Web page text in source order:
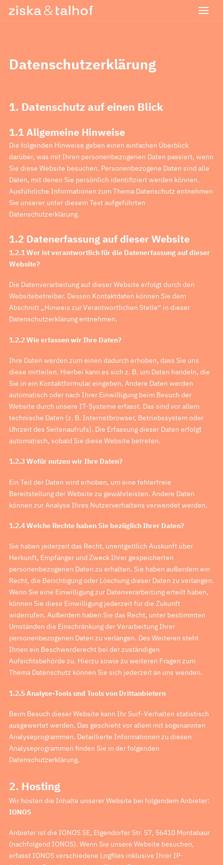
Datenschutzerklärung
1. Datenschutz auf einen Blick
1.1 Allgemeine Hinweise
Die folgenden Hinweise geben einen einfachen Überblick
darüber, was mit Ihren personenbezogenen Daten passiert, wenn
Sie diese Website besuchen. Personenbezogene Daten sind alle
Daten, mit denen Sie persönlich identifiziert werden können.
Ausführliche Informationen zum Thema Datenschutz entnehmen
Sie unserer unter diesem Text aufgeführten
Datenschutzerklärung.
1.2 Datenerfassung auf dieser Website
1.2.1 Wer ist verantwortlich für die Datenerfassung auf dieser
Website?
Die Datenverarbeitung auf dieser Website erfolgt durch den
Websitebetreiber. Dessen Kontaktdaten können Sie dem
Abschnitt „Hinweis zur Verantwortlichen Stelle“ in dieser
Datenschutzerklärung entnehmen.
1.2.2 Wie erfassen wir Ihre Daten?
Ihre Daten werden zum einen dadurch erhoben, dass Sie uns
diese mitteilen. Hierbei kann es sich z. B. um Daten handeln, die
Sie in ein Kontaktformular eingeben. Andere Daten werden
automatisch oder nach Ihrer Einwilligung beim Besuch der
Website durch unsere IT-Systeme erfasst. Das sind vor allem
technische Daten (z. B. Internetbrowser, Betriebssystem oder
Uhrzeit des Seitenaufrufs). Die Erfassung dieser Daten erfolgt
automatisch, sobald Sie diese Website betreten.
1.2.3 Wofür nutzen wir Ihre Daten?
Ein Teil der Daten wird erhoben, um eine fehlerfreie
Bereitstellung der Website zu gewährleisten. Andere Daten
können zur Analyse Ihres Nutzerverhaltens verwendet werden.
1.2.4 Welche Rechte haben Sie bezüglich Ihrer Daten?
Sie haben jederzeit das Recht, unentgeltlich Auskunft über
Herkunft, Empfänger und Zweck Ihrer gespeicherten
personenbezogenen Daten zu erhalten. Sie haben außerdem ein
Recht, die Berichtigung oder Löschung dieser Daten zu verlangen.
Wenn Sie eine Einwilligung zur Datenverarbeitung erteilt haben,
können Sie diese Einwilligung jederzeit für die Zukunft
widerrufen. Außerdem haben Sie das Recht, unter bestimmten
Umständen die Einschränkung der Verarbeitung Ihrer
personenbezogenen Daten zu verlangen. Des Weiteren steht
Ihnen ein Beschwerderecht bei der zuständigen
Aufsichtsbehörde zu. Hierzu sowie zu weiteren Fragen zum
Thema Datenschutz können Sie sich jederzeit an uns wenden.
1.2.5 Analyse-Tools und Tools von Drittanbietern
Beim Besuch dieser Website kann Ihr Surf-Verhalten statistisch
ausgewertet werden. Das geschieht vor allem mit sogenannten
Analyseprogrammen. Detaillierte Informationen zu diesen
Analyseprogrammen finden Sie in der folgenden
Datenschutzerklärung.
2. Hosting
Wir hosten die Inhalte unserer Website bei folgendem Anbieter:
IONOS
Anbieter ist die IONOS SE, Elgendorfer Str. 57, 56410 Montabaur
(nachfolgend IONOS). Wenn Sie unsere Website besuchen,
erfasst IONOS verschiedene Logfiles inklusive Ihrer IP-